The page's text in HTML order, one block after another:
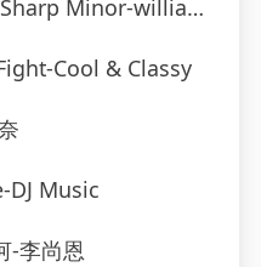
kapell、Dmitri Shostakovich
Cool & Classy
DJ Music
-李尚恩